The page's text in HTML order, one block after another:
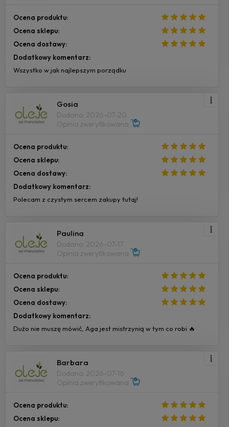
Ocena produktu:
Ocena sklepu:
Ocena dostawy:
Dodatkowy komentarz:
Wszystko w jak najlepszym porządku
Gosia
Dodano: 2026-07-20
Opinia zweryfikowana
Ocena produktu:
Ocena sklepu:
Ocena dostawy:
Dodatkowy komentarz:
Polecam z czystym sercem zakupy tutaj!
Paulina
Dodano: 2026-07-17
Opinia zweryfikowana
Ocena produktu:
Ocena sklepu:
Ocena dostawy:
Dodatkowy komentarz:
Dużo nie muszę mówić, Aga jest mistrzynią w tym co robi 🔥
Barbara
Dodano: 2026-07-16
Opinia zweryfikowana
Ocena produktu:
Ocena sklepu: